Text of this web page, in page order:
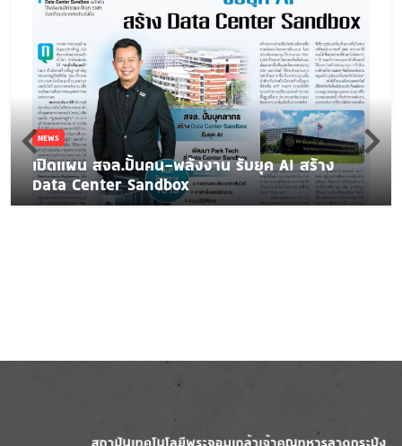
NEWS
เปิดแผน สจล.ปั้นคน-พลังงาน รับยุค AI สร้าง
Data Center Sandbox
Image